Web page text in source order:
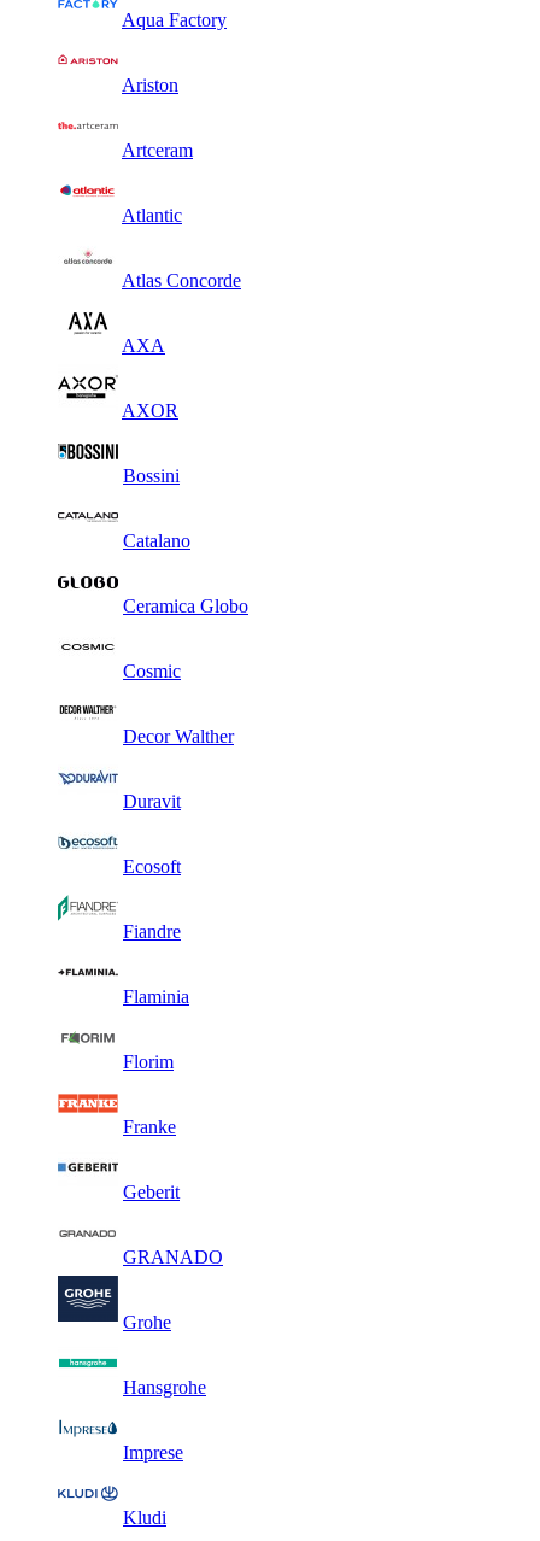
Aqua Factory
Ariston
Artceram
Atlantic
Atlas Concorde
AXA
AXOR
Bossini
Catalano
Ceramica Globo
Cosmic
Decor Walther
Duravit
Ecosoft
Fiandre
Flaminia
Florim
Franke
Geberit
GRANADO
Grohe
Hansgrohe
Imprese
Kludi